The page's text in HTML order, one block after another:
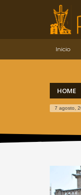
E-mail:
Inicio
HOME
7 agosto,